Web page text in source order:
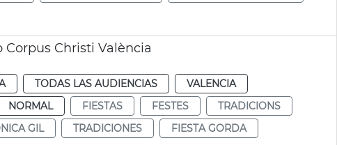
Christi València
TODAS LAS AUDIENCIAS
VALENCIA
NORMAL FIESTAS FESTES
TRADICIONS
GIL TRADICIONES FIESTA GORDA